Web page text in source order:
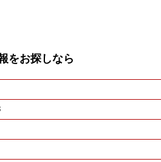
をお探しなら